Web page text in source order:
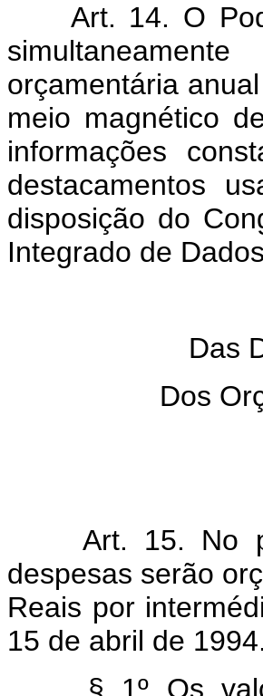
Art. 14. O
orçamentária
meio magnético
informações
destacamentos
disposição do
Integrado de
Das
Dos
Art. 15. No
despesas serão
Reais por
15 de abril de 1994.
§ 1º Os